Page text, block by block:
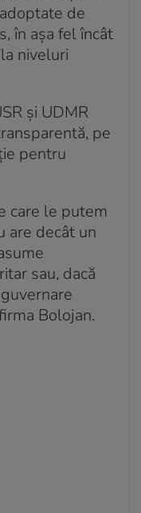
de
în aşa fel încât
niveluri
şi UDMR
pe
pentru
care le putem
are decât un
sau, dacă
Bolojan.